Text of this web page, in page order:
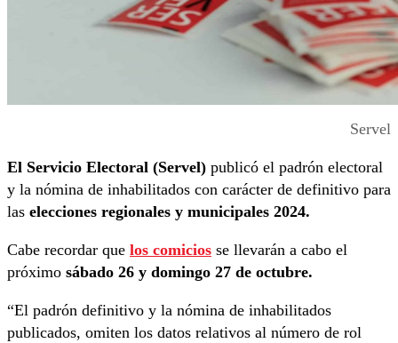
Servel
El Servicio Electoral (Servel) publicó el padrón electoral
y la nómina de inhabilitados con carácter de definitivo para
las elecciones regionales y municipales 2024.
Cabe recordar que los comicios se llevarán a cabo el
próximo sábado 26 y domingo 27 de octubre.
“El padrón definitivo y la nómina de inhabilitados
publicados, omiten los datos relativos al número de rol